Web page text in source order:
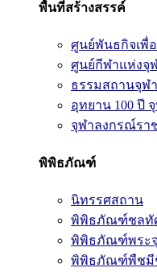
พื้นที่สร้างสรรค์
ศูนย์พันธกิจเพื่
ศูนย์กีฬาแห่งจุ
ธรรมสถานจุฬ
อุทยาน 100 ปี
จุฬาลงกรณ์รา
พิพิธภัณฑ์
นิทรรศสถาน
พิพิธภัณฑ์ชลทั
พิพิธภัณฑ์พระ
พิพิธภัณฑ์พืชมี